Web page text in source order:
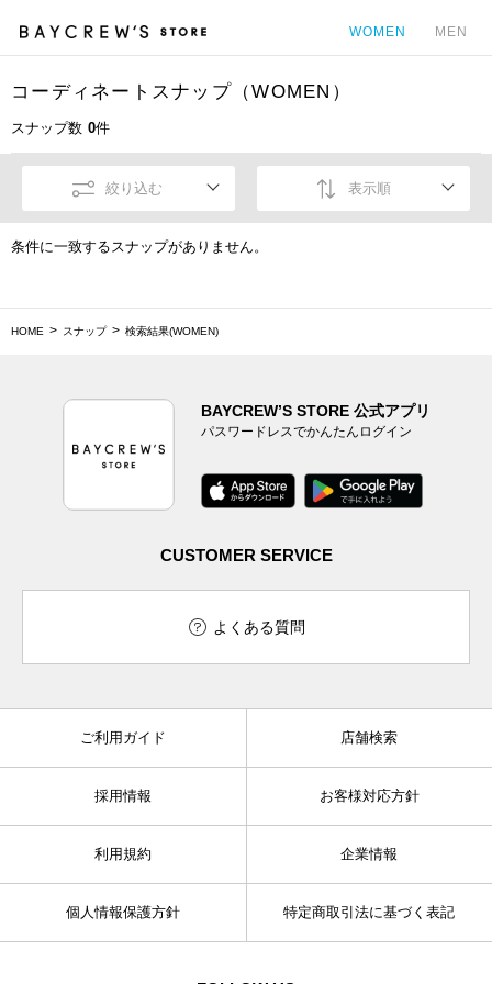
WOMEN MEN
コーディネートスナップ（WOMEN）
スナップ数 0件
絞り込む 表示順
条件に一致するスナップがありません。
HOME スナップ 検索結果(WOMEN)
BAYCREW’S STORE 公式アプリ
パスワードレスでかんたんログイン
CUSTOMER SERVICE
よくある質問
ご利用ガイド 店舗検索
採用情報 お客様対応方針
利用規約 企業情報
個人情報保護方針 特定商取引法に基づく表記